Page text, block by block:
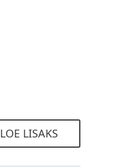
LOE LISAKS